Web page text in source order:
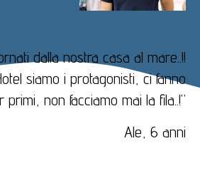
dalla nostra casa al mare..!!
siamo i protagonisti, ci fanno
non facciamo mai la fila..!”
Ale, 6 anni